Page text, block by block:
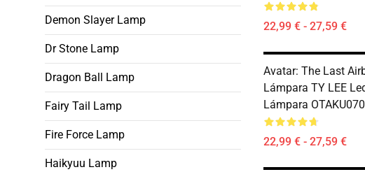
Demon Slayer Lamp
Dr Stone Lamp
Dragon Ball Lamp
Fairy Tail Lamp
Fire Force Lamp
Haikyuu Lamp
22,99 € - 27,59 €
Avatar: The Last
Lámpara TY LEE
Lámpara
22,99 € - 27,59 €